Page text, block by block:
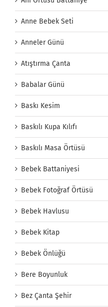
Anne Bebek Seti
Anneler Günü
Atıştırma Çanta
Babalar Günü
Baskı Kesim
Baskılı Kupa Kılıfı
Baskılı Masa Örtüsü
Bebek Battaniyesi
Bebek Fotoğraf Örtüsü
Bebek Havlusu
Bebek Kitap
Bebek Önlüğü
Bere Boyunluk
Bez Çanta Şehir